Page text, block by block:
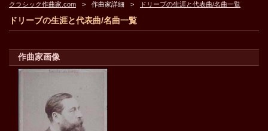
クラシック作曲家.com 作曲家詳細 ドリーブの生涯と代表曲/名曲一覧
ドリーブの生涯と代表曲/名曲一覧
作曲家画像